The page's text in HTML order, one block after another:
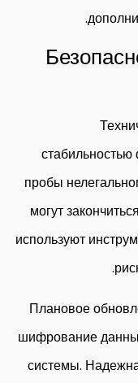
пробы
могут
используют
Плановое
шифрование
системы.